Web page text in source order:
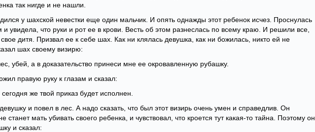
так нигде и не нашли.
у шахской невестки еще один мальчик. И опять однажды этот ребенок исчез. Проснулась
и увидела, что руки и рот ее в крови. Весть об этом разнеслась по всему краю. И решили все,
дитя. Призвал ее к себе шах. Как ни клялась девушка, как ни божилась, никто ей не
шах своему визирю:
убей, а в доказательство принеси мне ее окровавленную рубашку.
правую руку к глазам и сказал:
же твой приказ будет исполнен.
и повел в лес. А надо сказать, что был этот визирь очень умен и справедлив. Он
станет мать убивать своего ребенка, и чувствовал, что кроется тут какая-то тайна. Поэтому он
и сказал: